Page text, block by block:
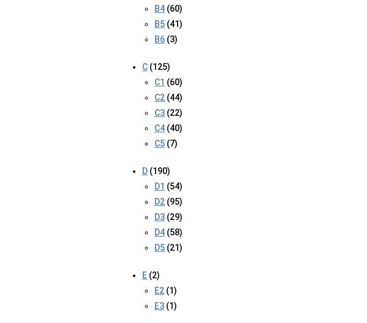
B4 (60)
B5 (41)
B6 (3)
C (125)
C1 (60)
C2 (44)
C3 (22)
C4 (40)
C5 (7)
D (190)
D1 (54)
D2 (95)
D3 (29)
D4 (58)
D5 (21)
E (2)
E2 (1)
E3 (1)